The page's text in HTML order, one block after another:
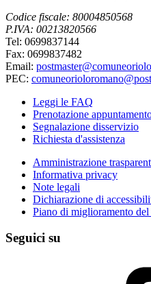
Codice fiscale: 80004850568
P.IVA: 00213820566
Tel: 0699837144
Fax: 0699837482
Email:
PEC:
Leggi le FAQ
Prenotazione
Segnalazione disservizio
Richiesta d'assistenza
Amministrazione
Informativa privacy
Note legali
Dichiarazione di
Piano di miglioramento
Seguici su